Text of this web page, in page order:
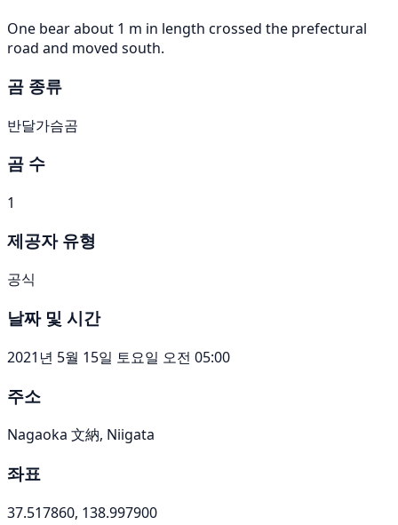
One bear about 1 m in length crossed the prefectural
road and moved south.
곰 종류
반달가슴곰
곰 수
1
제공자 유형
공식
날짜 및 시간
2021년 5월 15일 토요일 오전 05:00
주소
Nagaoka 文納, Niigata
좌표
37.517860, 138.997900